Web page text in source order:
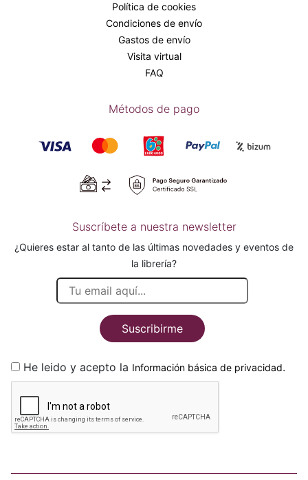
Política de cookies
Condiciones de envío
Gastos de envío
Visita virtual
FAQ
Métodos de pago
Suscríbete a nuestra newsletter
¿Quieres estar al tanto de las últimas novedades y eventos de
la librería?
Suscribirme
He leido y acepto la Información básica de privacidad.